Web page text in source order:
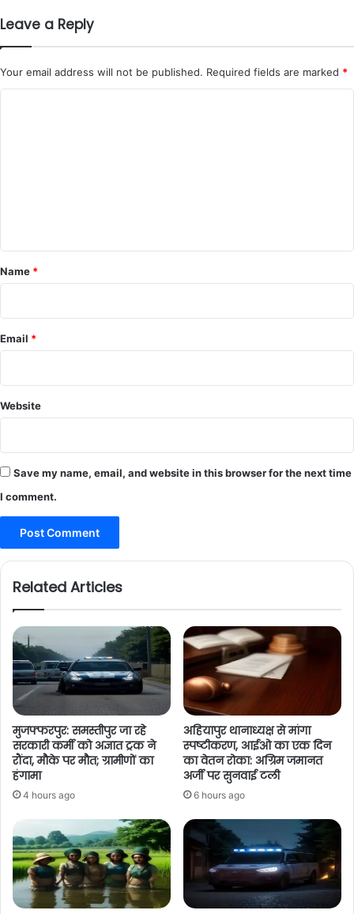
Leave a Reply
Your email address will not be published. Required fields are marked *
*
Name *
Email *
Website
Save my name, email, and website in this browser for the next time
I comment.
Related Articles
मुजफ्फरपुर: समस्तीपुर जा रहे
सरकारी कर्मी को अज्ञात ट्रक ने
रौंदा, मौके पर मौत; ग्रामीणों का
हंगामा
4 hours ago
अहियापुर थानाध्यक्ष से मांगा
स्पष्टीकरण, आईओ का एक दिन
का वेतन रोका: अग्रिम जमानत
अर्जी पर सुनवाई टली
6 hours ago